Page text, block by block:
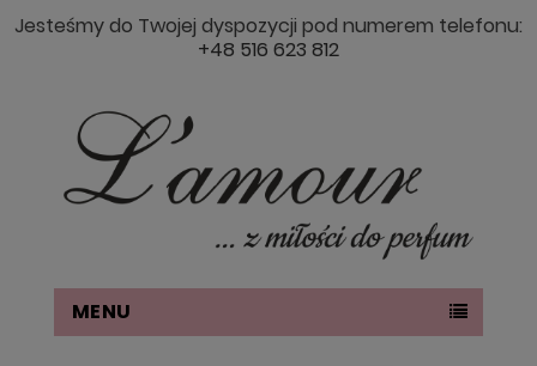
Jesteśmy do Twojej dyspozycji pod numerem telefonu:
+48 516 623 812
MENU